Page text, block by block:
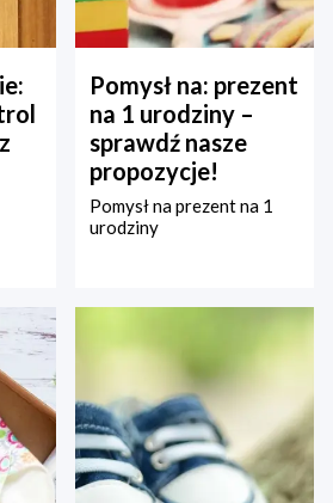
Pomysł na: prezent
na 1 urodziny –
sprawdź nasze
propozycje!
Pomysł na prezent na 1
urodziny